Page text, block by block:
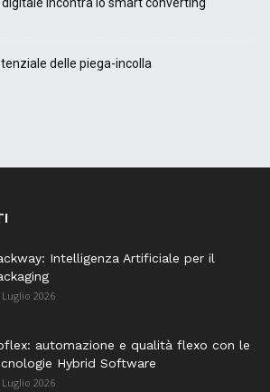
delle piega-incolla
Intelligenza Artificiale per il
Luglio 2026
automazione e qualità flexo con le
Hybrid Software
Luglio 2026